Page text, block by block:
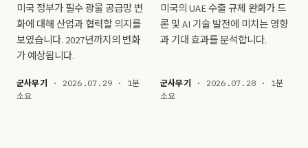
미국 정부가 필수 광물 공급망 변
화에 대해 산업과 협력할 의지를
보였습니다. 2027년까지의 변화
가 예상됩니다.
군사무기 · 2026.07.29 · 1분
소요
미국의 UAE 수출 규제 완화가 드
론 및 AI 기술 발전에 미치는 영향
과 기대 효과를 분석합니다.
군사무기 · 2026.07.28 · 1분
소요